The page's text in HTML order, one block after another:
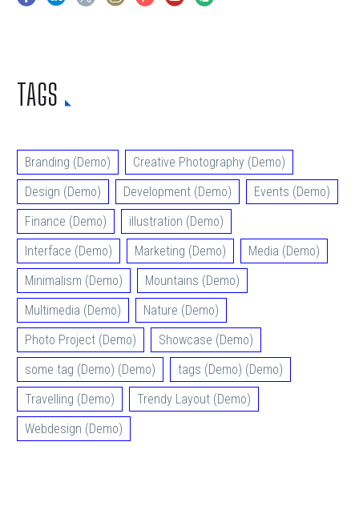
TAGS
Branding (Demo)
Creative Photography (Demo)
Design (Demo)
Development (Demo)
Events (Demo)
Finance (Demo)
illustration (Demo)
Interface (Demo)
Marketing (Demo)
Media (Demo)
Minimalism (Demo)
Mountains (Demo)
Multimedia (Demo)
Nature (Demo)
Photo Project (Demo)
Showcase (Demo)
some tag (Demo) (Demo)
tags (Demo) (Demo)
Travelling (Demo)
Trendy Layout (Demo)
Webdesign (Demo)